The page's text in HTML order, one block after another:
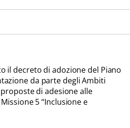
il decreto di adozione del Piano
da parte degli Ambiti
di adesione alle
5 “Inclusione e